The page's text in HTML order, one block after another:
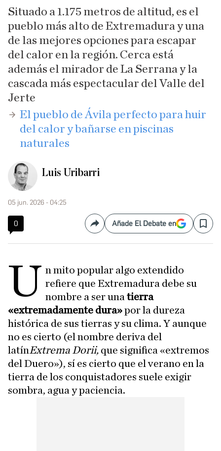
Situado a 1.175 metros de altitud, es el
pueblo más alto de Extremadura y una
de las mejores opciones para escapar
del calor en la región. Cerca está
además el mirador de La Serrana y la
cascada más espectacular del Valle del
Jerte
​El pueblo de Ávila perfecto para huir
del calor y bañarse en piscinas
naturales
Luis Uribarri
05 jun. 2026 - 04:25
0 CompartirAñade El Debate en Save
U n mito popular algo extendido
refiere que Extremadura debe su
nombre a ser unatierra
«extremadamente dura»por la dureza
histórica de sus tierras y su clima. Y aunque
no es cierto (el nombre deriva del
latín Extrema Dorii, que significa «extremos
del Duero»), sí es cierto que el verano en la
tierra de los conquistadores suele exigir
sombra, agua y paciencia.